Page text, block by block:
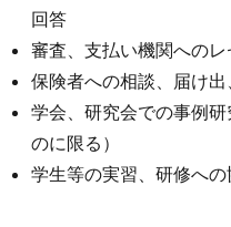
回答
審査、支払い機関へのレ
保険者への相談、届け
学会、研究会での事例
のに限る）
学生等の実習、研修への